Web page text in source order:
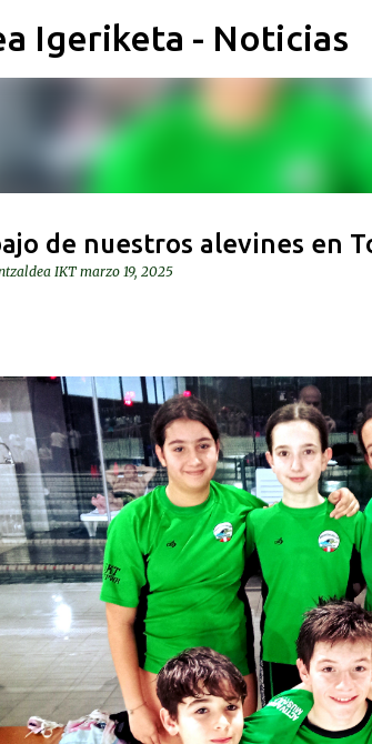
Igeriketa - Noticias
de nuestros alevines en
IKT marzo 19, 2025